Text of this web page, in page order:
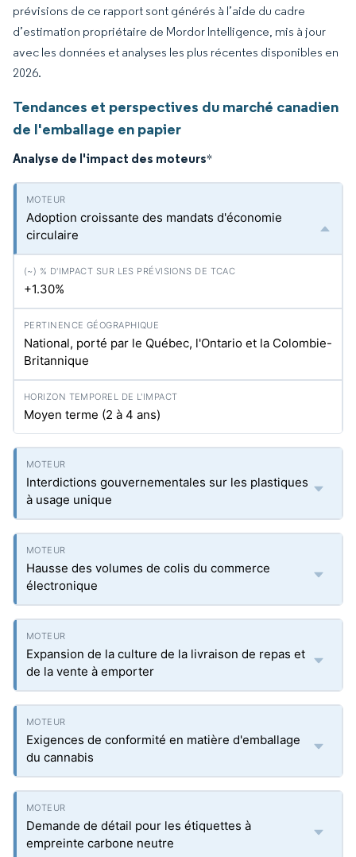
prévisions de ce rapport sont générés à l’aide du cadre
d’estimation propriétaire de Mordor Intelligence, mis à jour
avec les données et analyses les plus récentes disponibles en
2026.
Tendances et perspectives du marché canadien
de l'emballage en papier
Analyse de l'impact des moteurs*
Adoption croissante des mandats d'économie
circulaire
+1.30%
National, porté par le Québec, l'Ontario et la Colombie-
Britannique
Moyen terme (2 à 4 ans)
Interdictions gouvernementales sur les plastiques
à usage unique
Hausse des volumes de colis du commerce
électronique
Expansion de la culture de la livraison de repas et
de la vente à emporter
Exigences de conformité en matière d'emballage
du cannabis
Demande de détail pour les étiquettes à
empreinte carbone neutre